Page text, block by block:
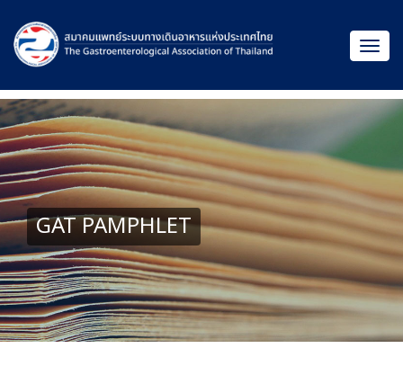
GAT PAMPHLET